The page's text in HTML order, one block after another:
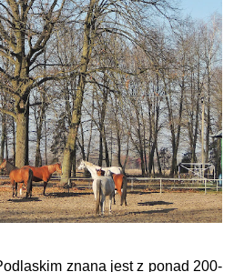
znana jest z ponad 200-